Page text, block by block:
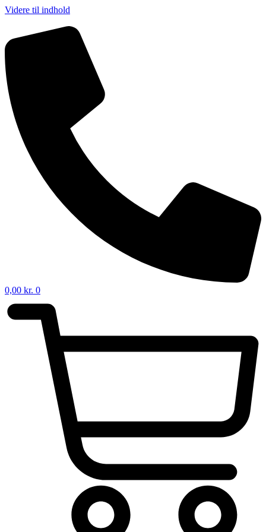
Videre til indhold
0,00 kr. 0